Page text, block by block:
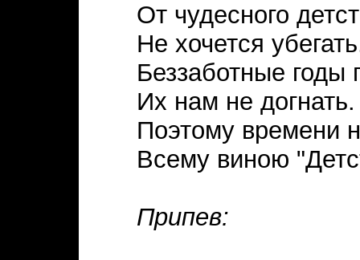
От чудесного
Не хочется
Беззаботные годы
Их нам не догнать.
Поэтому времени
Всему виною
Припев: